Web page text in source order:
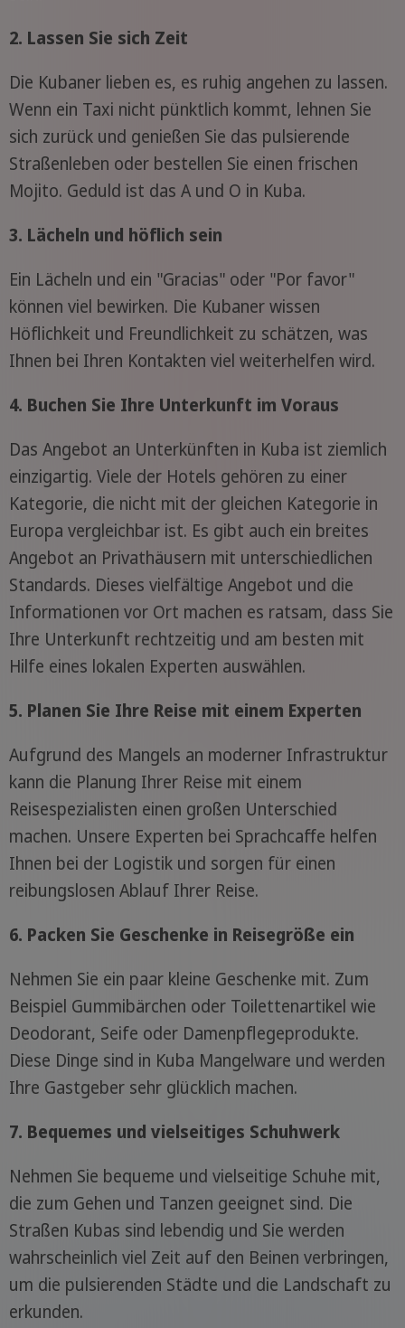
2. Lassen Sie sich Zeit
Die Kubaner lieben es, es ruhig angehen zu lassen.
Wenn ein Taxi nicht pünktlich kommt, lehnen Sie
sich zurück und genießen Sie das pulsierende
Straßenleben oder bestellen Sie einen frischen
Mojito. Geduld ist das A und O in Kuba.
3. Lächeln und höflich sein
Ein Lächeln und ein "Gracias" oder "Por favor"
können viel bewirken. Die Kubaner wissen
Höflichkeit und Freundlichkeit zu schätzen, was
Ihnen bei Ihren Kontakten viel weiterhelfen wird.
4. Buchen Sie Ihre Unterkunft im Voraus
Das Angebot an Unterkünften in Kuba ist ziemlich
einzigartig. Viele der Hotels gehören zu einer
Kategorie, die nicht mit der gleichen Kategorie in
Europa vergleichbar ist. Es gibt auch ein breites
Angebot an Privathäusern mit unterschiedlichen
Standards. Dieses vielfältige Angebot und die
Informationen vor Ort machen es ratsam, dass Sie
Ihre Unterkunft rechtzeitig und am besten mit
Hilfe eines lokalen Experten auswählen.
5. Planen Sie Ihre Reise mit einem Experten
Aufgrund des Mangels an moderner Infrastruktur
kann die Planung Ihrer Reise mit einem
Reisespezialisten einen großen Unterschied
machen. Unsere Experten bei Sprachcaffe helfen
Ihnen bei der Logistik und sorgen für einen
reibungslosen Ablauf Ihrer Reise.
6. Packen Sie Geschenke in Reisegröße ein
Nehmen Sie ein paar kleine Geschenke mit. Zum
Beispiel Gummibärchen oder Toilettenartikel wie
Deodorant, Seife oder Damenpflegeprodukte.
Diese Dinge sind in Kuba Mangelware und werden
Ihre Gastgeber sehr glücklich machen.
7. Bequemes und vielseitiges Schuhwerk
Nehmen Sie bequeme und vielseitige Schuhe mit,
die zum Gehen und Tanzen geeignet sind. Die
Straßen Kubas sind lebendig und Sie werden
wahrscheinlich viel Zeit auf den Beinen verbringen,
um die pulsierenden Städte und die Landschaft zu
erkunden.